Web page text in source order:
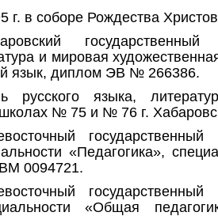
г. в соборе Рождества
государственный
и мировая
язык, диплом ЭВ № 266386.
русского языка,
№ 75 и № 76 г.
государственный
«Педагогика»,
0094721.
государственный
«Общая